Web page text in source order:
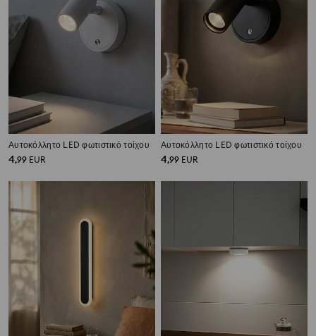
Αυτοκόλλητο LED φωτιστικό τοίχου
4,99 EUR
Αυτοκόλλητο LED φωτιστικό τοίχου
4,99 EUR